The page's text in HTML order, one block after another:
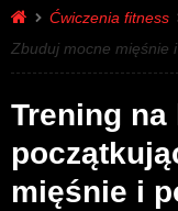
Ćwiczenia fitness
Zbuduj mocne mięśnie
Trening
mięśnie i